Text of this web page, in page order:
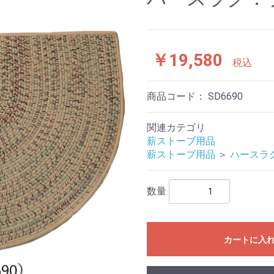
￥19,580 税込
商品コード： SD6690
関連カテゴリ
薪ストーブ用品
薪ストーブ用品 ＞ ハースラ
数量
カートに入